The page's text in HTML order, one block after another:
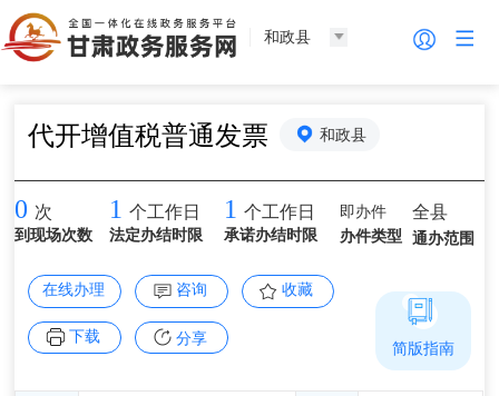
和政县
代开增值税普通发票 和政县
0 次
到现场次数
1 个工作日
法定办结时限
1 个工作日
承诺办结时限
即办件
办件类型
全县
通办范围
在线办理 咨询 收藏
下载 分享 简版指南